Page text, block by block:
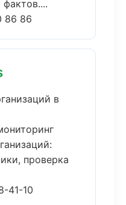
86 86
в
проверка
41-10